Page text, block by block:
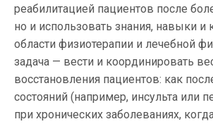
реабилитацией пациентов после
но и использовать знания, навыки и
области физиотерапии и лечебной
задача — вести и координировать
восстановления пациентов: как
состояний (например, инсульта или
при хронических заболеваниях,